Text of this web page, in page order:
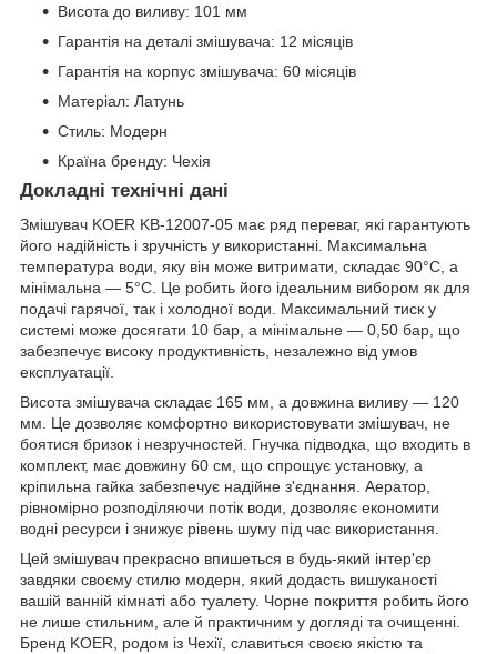
Висота до виливу: 101 мм
Гарантія на деталі змішувача: 12 місяців
Гарантія на корпус змішувача: 60 місяців
Матеріал: Латунь
Стиль: Модерн
Країна бренду: Чехія
Докладні технічні дані
Змішувач KOER KB-12007-05 має ряд переваг, які гарантують
його надійність і зручність у використанні. Максимальна
температура води, яку він може витримати, складає 90°C, а
мінімальна — 5°C. Це робить його ідеальним вибором як для
подачі гарячої, так і холодної води. Максимальний тиск у
системі може досягати 10 бар, а мінімальне — 0,50 бар, що
забезпечує високу продуктивність, незалежно від умов
експлуатації.
Висота змішувача складає 165 мм, а довжина виливу — 120
мм. Це дозволяє комфортно використовувати змішувач, не
боятися бризок і незручностей. Гнучка підводка, що входить в
комплект, має довжину 60 см, що спрощує установку, а
кріпильна гайка забезпечує надійне з'єднання. Аератор,
рівномірно розподіляючи потік води, дозволяє економити
водні ресурси і знижує рівень шуму під час використання.
Цей змішувач прекрасно впишеться в будь-який інтер'єр
завдяки своєму стилю модерн, який додасть вишуканості
вашій ванній кімнаті або туалету. Чорне покриття робить його
не лише стильним, але й практичним у догляді та очищенні.
Бренд KOER, родом із Чехії, славиться своєю якістю та